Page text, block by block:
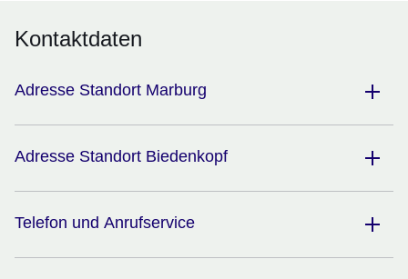
Kontaktdaten
Adresse Standort Marburg
Adresse Standort Biedenkopf
Telefon und Anrufservice